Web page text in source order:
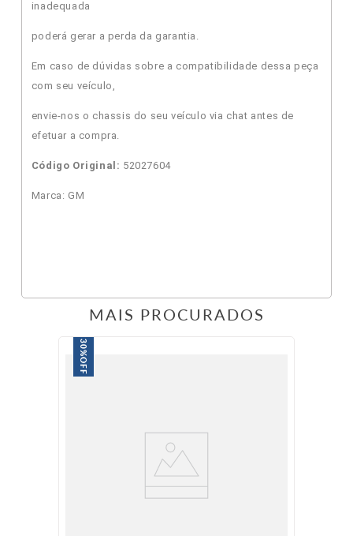
inadequada
poderá gerar a perda da garantia.
Em caso de dúvidas sobre a compatibilidade dessa peça
com seu veículo,
envie-nos o chassis do seu veículo via chat antes de
efetuar a compra.
Código Original: 52027604
Marca: GM
MAIS PROCURADOS
30%
OFF